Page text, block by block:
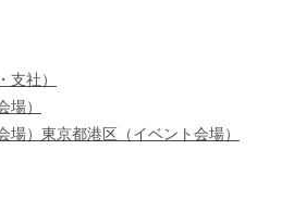
支社）
場）
場） 東京都港区 （ イベント会場）